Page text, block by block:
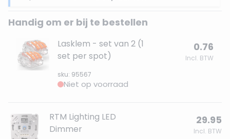
Handig om er bij te bestellen
Lasklem - set van 2 (1
set per spot)
sku: 95567
0.76
Incl. BTW
Niet op voorraad
RTM Lighting LED
Dimmer
29.95
Incl. BTW